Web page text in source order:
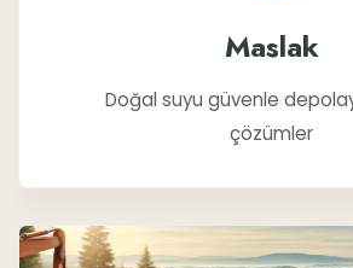
Maslak
Doğal suyu güvenle
çözümler